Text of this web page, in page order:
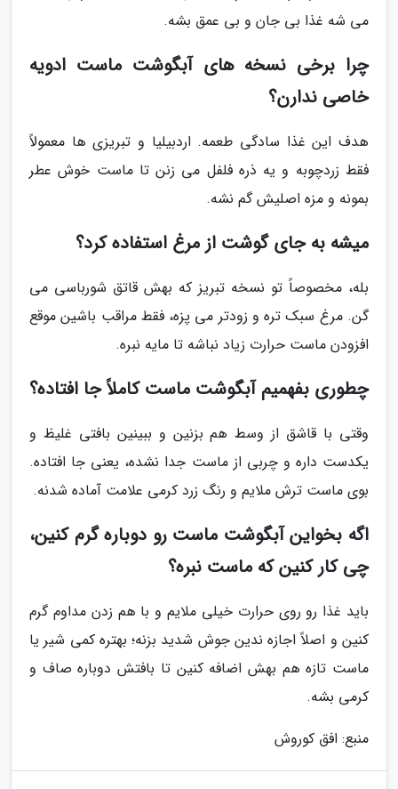
می شه غذا بی جان و بی عمق بشه.
چرا برخی نسخه های آبگوشت ماست ادویه
خاصی ندارن؟
هدف این غذا سادگی طعمه. اردبیلیا و تبریزی ها معمولاً
فقط زردچوبه و یه ذره فلفل می زنن تا ماست خوش عطر
بمونه و مزه اصلیش گم نشه.
میشه به جای گوشت از مرغ استفاده کرد؟
بله، مخصوصاً تو نسخه تبریز که بهش قاتق شورباسی می
گن. مرغ سبک تره و زودتر می پزه، فقط مراقب باشین موقع
افزودن ماست حرارت زیاد نباشه تا مایه نبره.
چطوری بفهمیم آبگوشت ماست کاملاً جا افتاده؟
وقتی با قاشق از وسط هم بزنین و ببینین بافتی غلیظ و
یکدست داره و چربی از ماست جدا نشده، یعنی جا افتاده.
بوی ماست ترش ملایم و رنگ زرد کرمی علامت آماده شدنه.
اگه بخواین آبگوشت ماست رو دوباره گرم کنین،
چی کار کنین که ماست نبره؟
باید غذا رو روی حرارت خیلی ملایم و با هم زدن مداوم گرم
کنین و اصلاً اجازه ندین جوش شدید بزنه؛ بهتره کمی شیر یا
ماست تازه هم بهش اضافه کنین تا بافتش دوباره صاف و
کرمی بشه.
منبع: افق کوروش